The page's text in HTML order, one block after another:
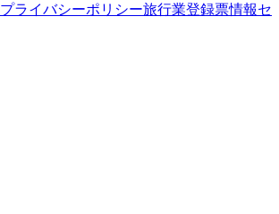
プライバシーポリシー旅行業登録票情報セ